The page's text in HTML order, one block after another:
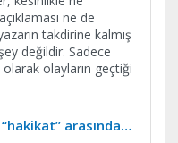
ne de
takdirine kalmış
değildir. Sadece
olayların geçtiği
arasında…